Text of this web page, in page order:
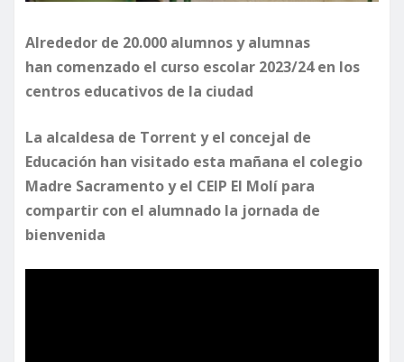
Alrededor de 20.000 alumnos y alumnas
han comenzado el curso escolar 2023/24 en los
centros educativos de la ciudad
La alcaldesa de Torrent y el concejal de
Educación han visitado esta mañana el colegio
Madre Sacramento y el CEIP El Molí para
compartir con el alumnado la jornada de
bienvenida